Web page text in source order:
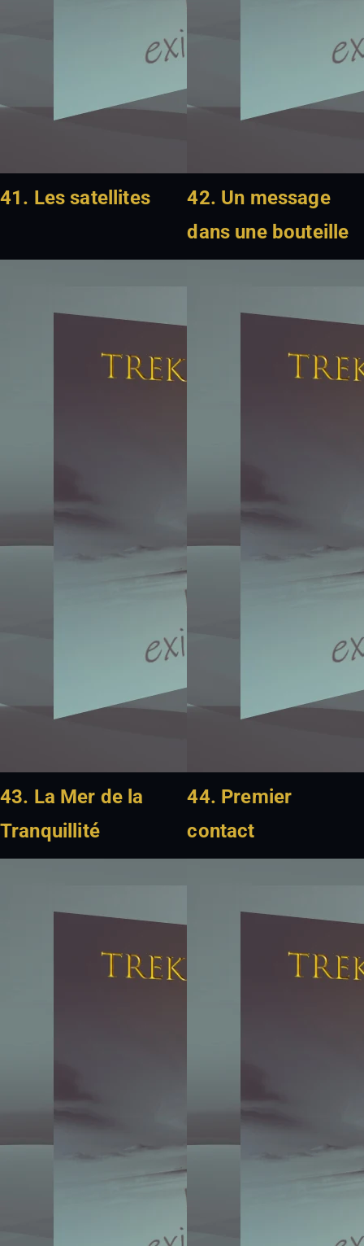
41. Les satellites
42. Un message
dans une bouteille
43. La Mer de la
Tranquillité
44. Premier
contact